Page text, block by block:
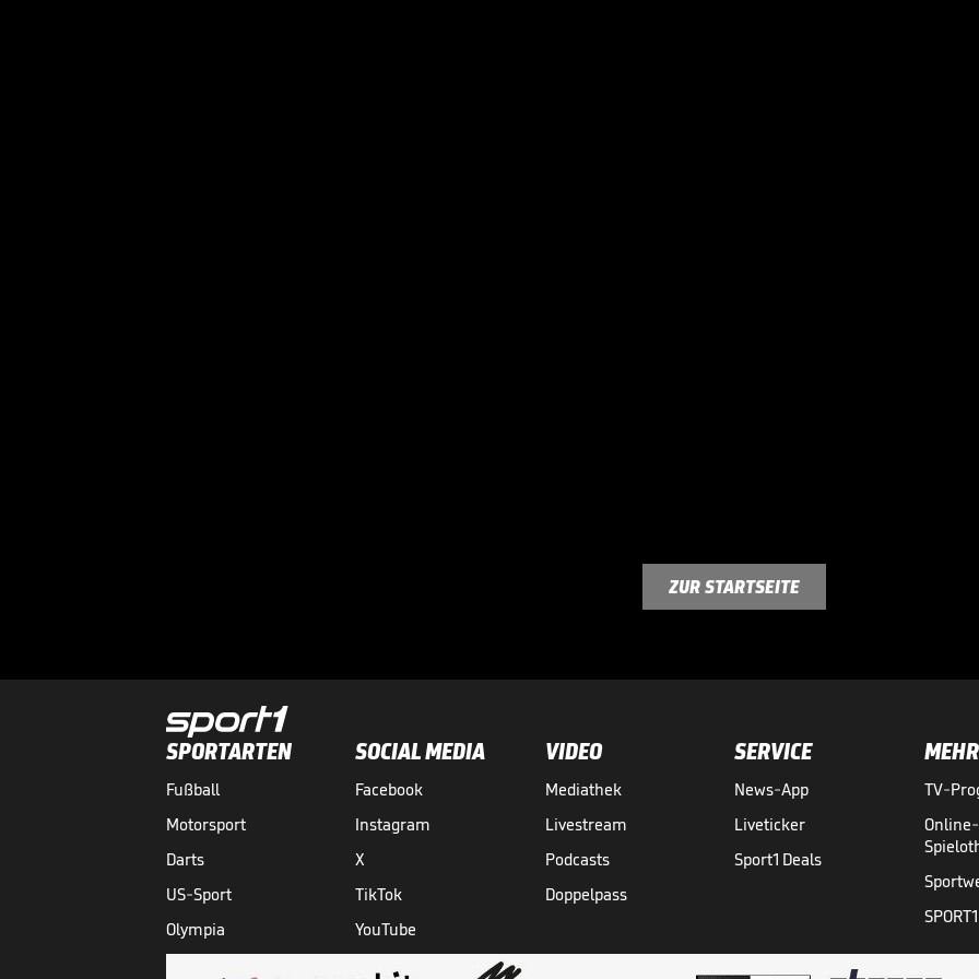
ZUR STARTSEITE
SPORTARTEN
Fußball
Motorsport
Darts
US-Sport
Olympia
SOCIAL MEDIA
Facebook
Instagram
X
TikTok
YouTube
VIDEO
Mediathek
Livestream
Podcasts
Doppelpass
SERVICE
News-App
Liveticker
Sport1 Deals
MEHR
TV-